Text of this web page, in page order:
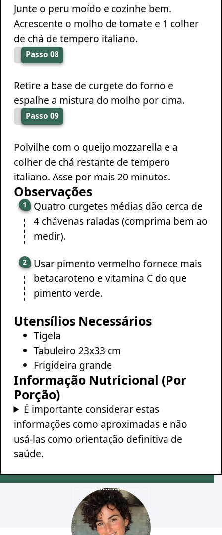
Junte o peru moído e cozinhe bem.
Acrescente o molho de tomate e 1 colher
de chá de tempero italiano.
Passo 08
Retire a base de curgete do forno e
espalhe a mistura do molho por cima.
Passo 09
Polvilhe com o queijo mozzarella e a
colher de chá restante de tempero
italiano. Asse por mais 20 minutos.
Observações
Quatro curgetes médias dão cerca de
4 chávenas raladas (comprima bem ao
medir).
Usar pimento vermelho fornece mais
betacaroteno e vitamina C do que
pimento verde.
Utensílios Necessários
Tigela
Tabuleiro 23x33 cm
Frigideira grande
Informação Nutricional (Por
Porção)
É importante considerar estas
informações como aproximadas e não
usá-las como orientação definitiva de
saúde.